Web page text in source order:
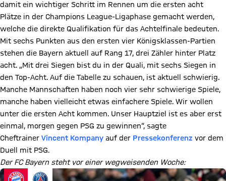
damit ein wichtiger Schritt im Rennen um die ersten acht
Plätze in der Champions League-Ligaphase gemacht werden,
welche die direkte Qualifikation für das Achtelfinale bedeuten.
Mit sechs Punkten aus den ersten vier Königsklassen-Partien
stehen die Bayern aktuell auf Rang 17, drei Zähler hinter Platz
acht. „Mit drei Siegen bist du in der Quali, mit sechs Siegen in
den Top-Acht. Auf die Tabelle zu schauen, ist aktuell schwierig.
Manche Mannschaften haben noch vier sehr schwierige Spiele,
manche haben vielleicht etwas einfachere Spiele. Wir wollen
unter die ersten Acht kommen. Unser Hauptziel ist es aber erst
einmal, morgen gegen PSG zu gewinnen“, sagte
Cheftrainer Vincent Kompany auf der Pressekonferenz vor dem
Duell mit PSG.
Der FC Bayern steht vor einer wegweisenden Woche: